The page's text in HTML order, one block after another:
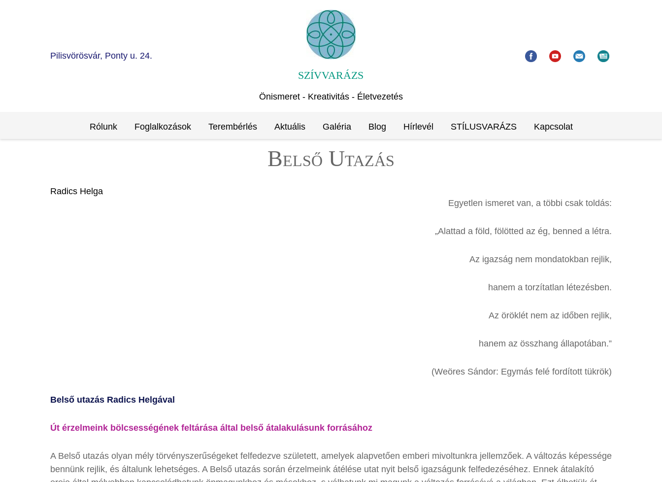
Pilisvörösvár, Ponty u. 24.
SZÍVVARÁZS
Önismeret - Kreativitás - Életvezetés
Rólunk Foglalkozások Terembérlés Aktuális Galéria Blog Hírlevél STÍLUSVARÁZS Kapcsolat
Belső Utazás
Radics Helga
Egyetlen ismeret van, a többi csak toldás:
„Alattad a föld, fölötted az ég, benned a létra.
Az igazság nem mondatokban rejlik,
hanem a torzítatlan létezésben.
Az öröklét nem az időben rejlik,
hanem az összhang állapotában.”
(Weöres Sándor: Egymás felé fordított tükrök)
Belső utazás Radics Helgával
Út érzelmeink bölcsességének feltárása által belső átalakulásunk forrásához
A Belső utazás olyan mély törvényszerűségeket felfedezve született, amelyek alapvetően emberi mivoltunkra jellemzőek. A változás képessége
bennünk rejlik, és általunk lehetséges. A Belső utazás során érzelmeink átélése utat nyit belső igazságunk felfedezéséhez. Ennek átalakító